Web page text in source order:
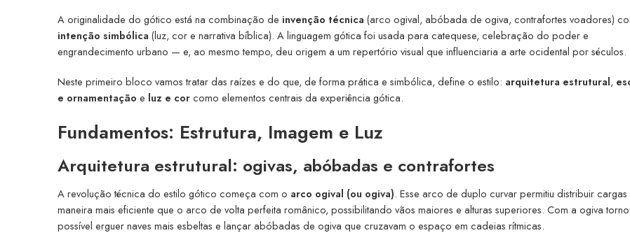
A originalidade do gótico está na combinação de invenção técnica (arco ogival, abóbada de ogiva, contrafortes voadores)
intenção simbólica (luz, cor e narrativa bíblica). A linguagem gótica foi usada para catequese, celebração do poder e
engrandecimento urbano — e, ao mesmo tempo, deu origem a um repertório visual que influenciaria a arte ocidental por séculos.
Neste primeiro bloco vamos tratar das raízes e do que, de forma prática e simbólica, define o estilo: arquitetura estrutural,
e ornamentação e luz e corcomo elementos centrais da experiência gótica.
Fundamentos: Estrutura, Imagem e Luz
Arquitetura estrutural: ogivas, abóbadas e contrafortes
A revolução técnica do estilo gótico começa com o arco ogival (ou ogiva). Esse arco de duplo curvar permitiu distribuir
maneira mais eficiente que o arco de volta perfeita românico, possibilitando vãos maiores e alturas superiores. Com a ogiva
possível erguer naves mais esbeltas e lançar abóbadas de ogiva que cruzavam o espaço em cadeias rítmicas.